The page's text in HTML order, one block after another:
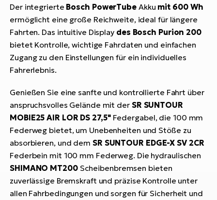
Der integrierte Bosch PowerTubeAkku mit 600 Wh
ermöglicht eine große Reichweite, ideal für längere
Fahrten. Das intuitive Display des Bosch Purion 200
bietet Kontrolle, wichtige Fahrdaten und einfachen
Zugang zu den Einstellungen für ein individuelles
Fahrerlebnis.
Genießen Sie eine sanfte und kontrollierte Fahrt über
anspruchsvolles Gelände mit der SR SUNTOUR
MOBIE25 AIR LOR DS 27,5"Federgabel, die 100 mm
Federweg bietet, um Unebenheiten und Stöße zu
absorbieren, und dem SR SUNTOUR EDGE-X SV 2CR
Federbein mit 100 mm Federweg. Die hydraulischen
SHIMANO MT200Scheibenbremsen bieten
zuverlässige Bremskraft und präzise Kontrolle unter
allen Fahrbedingungen und sorgen für Sicherheit und